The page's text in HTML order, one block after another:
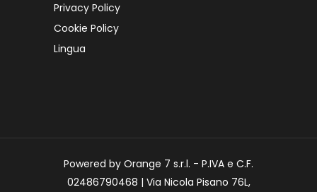
Privacy Policy
Cookie Policy
Lingua
Powered by Orange 7 s.r.l. - P.IVA e C.F.
02486790468 | Via Nicola Pisano 76L,